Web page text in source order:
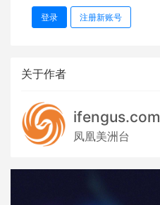
登录 注册新账号
关于作者
ifengus.com
凤凰美洲台